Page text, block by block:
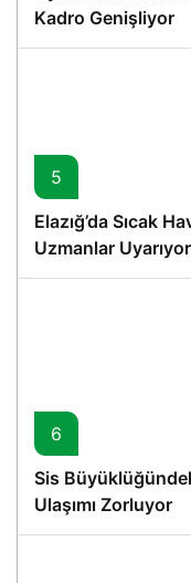
Kadro Genişliyor
5
Elazığ’da Sıcak
Uzmanlar Uyarıyor
6
Sis
Ulaşımı Zorluyor